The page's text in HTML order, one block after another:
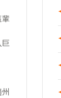
輩
巨